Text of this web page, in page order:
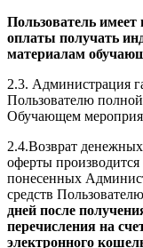
Пользователь имеет
оплаты получать
материалам
2.3. Администрация
Пользователю
Обучающем
2.4.Возврат
оферты
понесенных
средств
дней после
перечисления на
электронного